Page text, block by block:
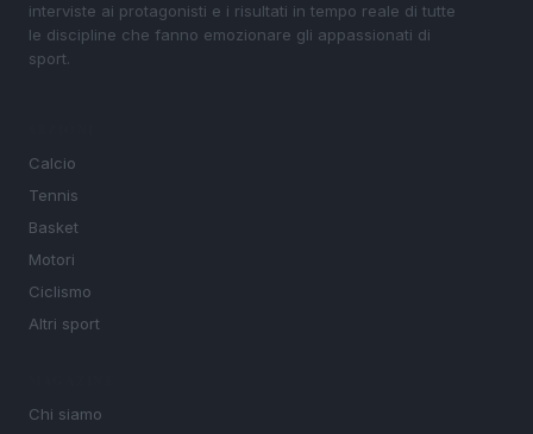
interviste ai protagonisti e i risultati in tempo reale di tutte
le discipline che fanno emozionare gli appassionati di
sport.
Calcio
Tennis
Basket
Motori
Ciclismo
Altri sport
Chi siamo